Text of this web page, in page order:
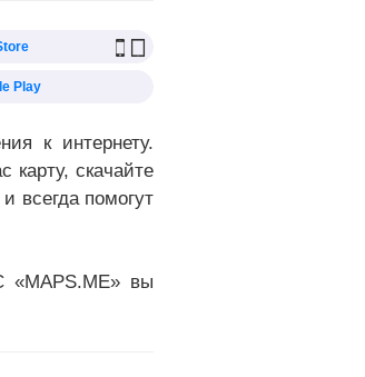
Play
к интернету.
скачайте
всегда помогут
«MAPS.ME» вы